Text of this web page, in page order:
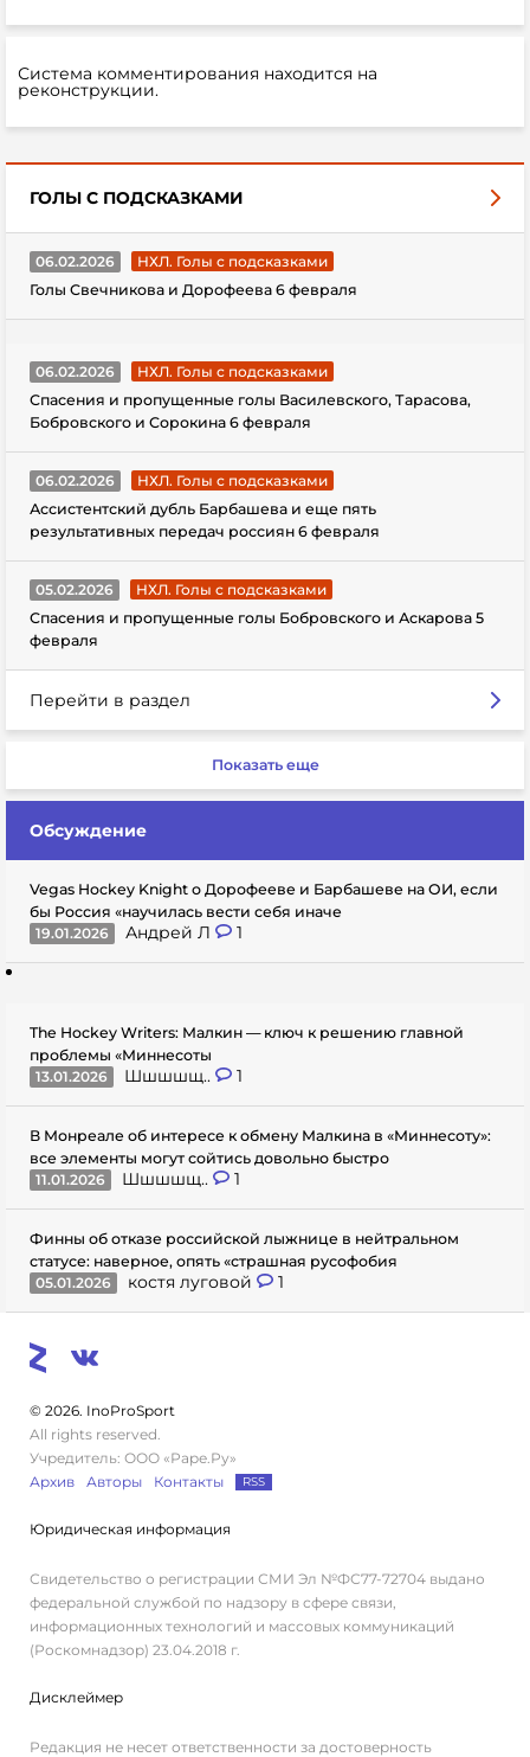
Система комментирования находится на
реконструкции.
ГОЛЫ С ПОДСКАЗКАМИ
06.02.2026
НХЛ. Голы с подсказками
Голы Свечникова и Дорофеева 6 февраля
06.02.2026
НХЛ. Голы с подсказками
Спасения и пропущенные голы Василевского, Тарасова,
Бобровского и Сорокина 6 февраля
06.02.2026
НХЛ. Голы с подсказками
Ассистентский дубль Барбашева и еще пять
результативных передач россиян 6 февраля
05.02.2026
НХЛ. Голы с подсказками
Спасения и пропущенные голы Бобровского и Аскарова 5
февраля
Перейти в раздел
Показать еще
Обсуждение
Vegas Hockey Knight о Дорофееве и Барбашеве на ОИ, если
бы Россия «научилась вести себя иначе
19.01.2026
Андрей Л 1
The Hockey Writers: Малкин — ключ к решению главной
проблемы «Миннесоты
13.01.2026
Шшшшщ.. 1
В Монреале об интересе к обмену Малкина в «Миннесоту»:
все элементы могут сойтись довольно быстро
11.01.2026
Шшшшщ.. 1
Финны об отказе российской лыжнице в нейтральном
статусе: наверное, опять «страшная русофобия
05.01.2026
костя луговой 1
© 2026. InoProSport
All rights reserved.
Учредитель: ООО «Раре.Ру»
Архив
Авторы Контакты RSS
Юридическая информация
Свидетельство о регистрации СМИ Эл №ФС77-72704 выдано
федеральной службой по надзору в сфере связи,
информационных технологий и массовых коммуникаций
(Роскомнадзор) 23.04.2018 г.
Дисклеймер
Редакция не несет ответственности за достоверность